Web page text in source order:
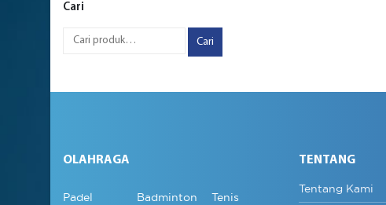
Cari
Cari
OLAHRAGA
Padel Badminton Tenis
TENTANG
Tentang Kami